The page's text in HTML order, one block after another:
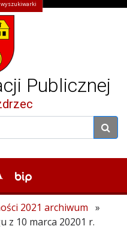
wyszukiwarki
Publicznej
2021 archiwum »
z 10 marca 20201 r.